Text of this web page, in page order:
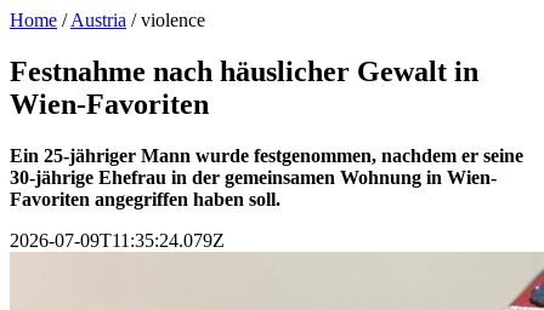
Home /Austria /violence
Festnahme nach häuslicher Gewalt in
Wien-Favoriten
Ein 25-jähriger Mann wurde festgenommen, nachdem er seine
30-jährige Ehefrau in der gemeinsamen Wohnung in Wien-
Favoriten angegriffen haben soll.
2026-07-09T11:35:24.079Z